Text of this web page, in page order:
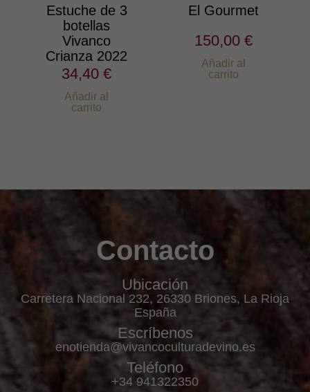
Estuche de 3
botellas
Vivanco
Crianza 2022
34,40 €
Añadir al
carrito
El Gourmet
150,00 €
Añadir al
carrito
Contacto
Ubicación
Carretera Nacional 232, 26330 Briones, La Rioja
España
Escríbenos
enotienda@vivancoculturadevino.es
Teléfono
+34 941322350